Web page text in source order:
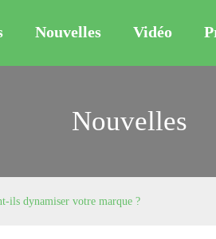
Nouvelles Vidéo
Nouvelles
ils dynamiser votre marque ?